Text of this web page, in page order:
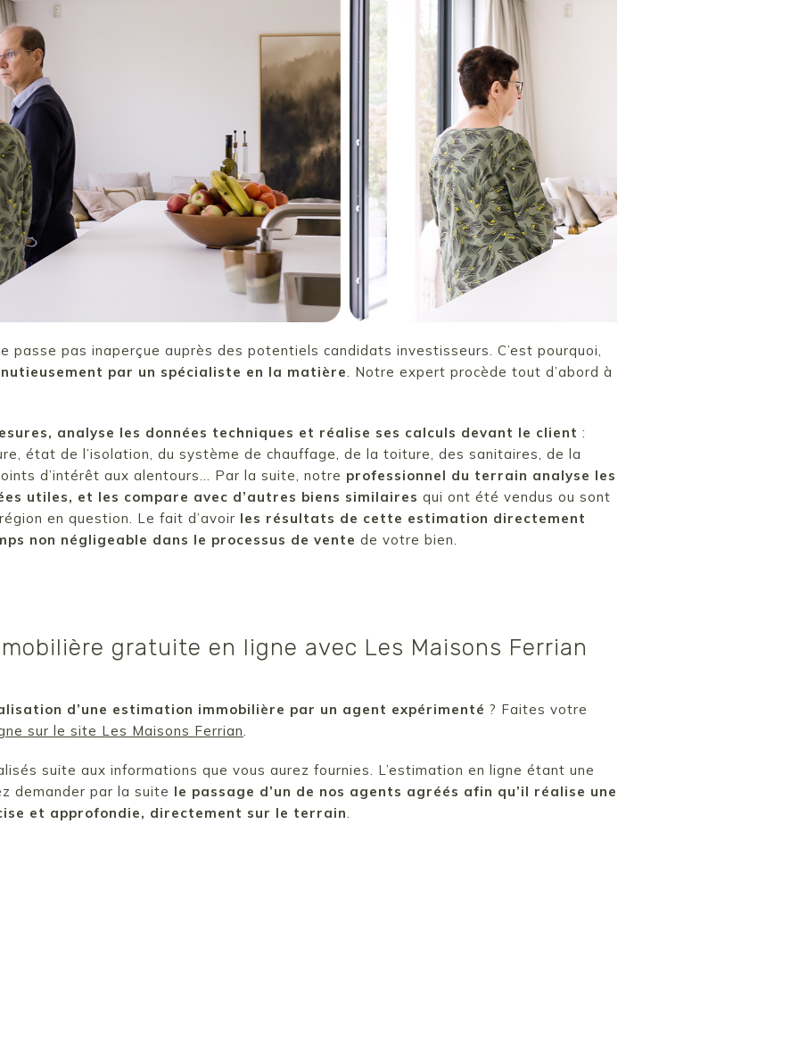
passe pas inaperçue auprès des potentiels candidats investisseurs. C’est pourquoi,
par un spécialiste en la matière
. Notre expert procède tout d’abord à
analyse les données techniques et réalise ses calculs devant le client :
état de l’isolation, du système de chauffage, de la toiture, des sanitaires, de la
d’intérêt aux alentours… Par la suite, notre professionnel du terrain analyse les
utiles, et les compare avec d’autres biens similaires qui ont été vendus ou sont
en question. Le fait d’avoir les résultats de cette estimation directement
non négligeable dans le processus de vente de votre bien.
gratuite en ligne avec Les Maisons Ferrian
d’une estimation immobilière par un agent expérimenté ? Faites votre
sur le site Les Maisons Ferrian
suite aux informations que vous aurez fournies. L’estimation en ligne étant une
demander par la suite le passage d’un de nos agents agréés afin qu’il réalise une
et approfondie, directement sur le terrain